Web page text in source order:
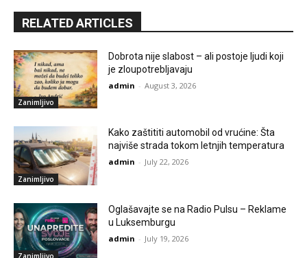
RELATED ARTICLES
Zanimljivo
Dobrota nije slabost – ali postoje ljudi koji
je zloupotrebljavaju
admin - August 3, 2026
Zanimljivo
Kako zaštititi automobil od vrućine: Šta
najviše strada tokom letnjih temperatura
admin - July 22, 2026
Zanimljivo
Oglašavajte se na Radio Pulsu – Reklame
u Luksemburgu
admin - July 19, 2026